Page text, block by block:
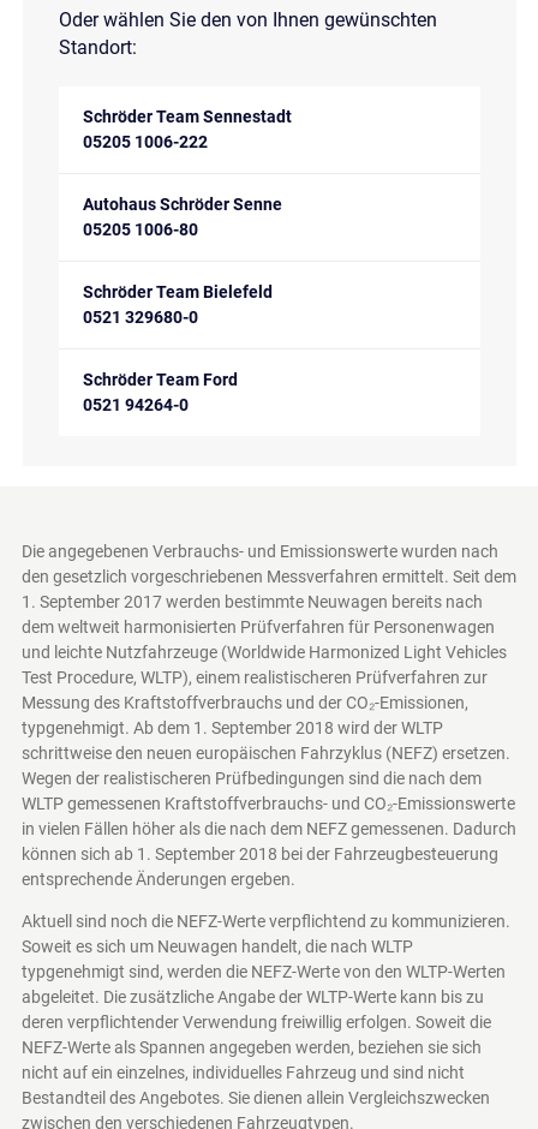
Oder wählen Sie den von Ihnen gewünschten
Standort:
Schröder Team Sennestadt
05205 1006-222
Autohaus Schröder Senne
05205 1006-80
Schröder Team Bielefeld
0521 329680-0
Schröder Team Ford
0521 94264-0
Die angegebenen Verbrauchs- und Emissionswerte wurden nach
den gesetzlich vorgeschriebenen Messverfahren ermittelt. Seit dem
1. September 2017 werden bestimmte Neuwagen bereits nach
dem weltweit harmonisierten Prüfverfahren für Personenwagen
und leichte Nutzfahrzeuge (Worldwide Harmonized Light Vehicles
Test Procedure, WLTP), einem realistischeren Prüfverfahren zur
Messung des Kraftstoffverbrauchs und der CO₂-Emissionen,
typgenehmigt. Ab dem 1. September 2018 wird der WLTP
schrittweise den neuen europäischen Fahrzyklus (NEFZ) ersetzen.
Wegen der realistischeren Prüfbedingungen sind die nach dem
WLTP gemessenen Kraftstoffverbrauchs- und CO₂-Emissionswerte
in vielen Fällen höher als die nach dem NEFZ gemessenen. Dadurch
können sich ab 1. September 2018 bei der Fahrzeugbesteuerung
entsprechende Änderungen ergeben.
Aktuell sind noch die NEFZ-Werte verpflichtend zu kommunizieren.
Soweit es sich um Neuwagen handelt, die nach WLTP
typgenehmigt sind, werden die NEFZ-Werte von den WLTP-Werten
abgeleitet. Die zusätzliche Angabe der WLTP-Werte kann bis zu
deren verpflichtender Verwendung freiwillig erfolgen. Soweit die
NEFZ-Werte als Spannen angegeben werden, beziehen sie sich
nicht auf ein einzelnes, individuelles Fahrzeug und sind nicht
Bestandteil des Angebotes. Sie dienen allein Vergleichszwecken
zwischen den verschiedenen Fahrzeugtypen.